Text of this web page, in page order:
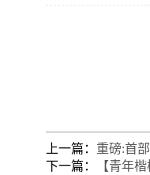
上一篇： 重磅:首
下一篇：
【青年